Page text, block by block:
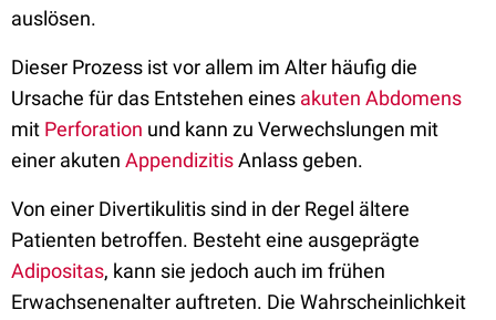
auslösen.
Dieser Prozess ist vor allem im Alter häufig die
Ursache für das Entstehen eines akuten Abdomens
mit Perforation und kann zu Verwechslungen mit
einer akuten AppendizitisAnlass geben.
Von einer Divertikulitis sind in der Regel ältere
Patienten betroffen. Besteht eine ausgeprägte
Adipositas, kann sie jedoch auch im frühen
Erwachsenenalter auftreten. Die Wahrscheinlichkeit